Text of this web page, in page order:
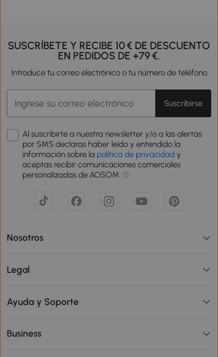
SUSCRÍBETE Y RECIBE 10 € DE DESCUENTO
EN PEDIDOS DE +79 €.
Introduce tu correo electrónico o tu número de teléfono
Suscribirse
Al suscribirte a nuestra newsletter y/o a las alertas
por SMS declaras haber leído y entendido la
información sobre la política de privacidad y
aceptas recibir comunicaciones comerciales
personalizadas de AOSOM.
Nosotros
Legal
Ayuda y Soporte
Business